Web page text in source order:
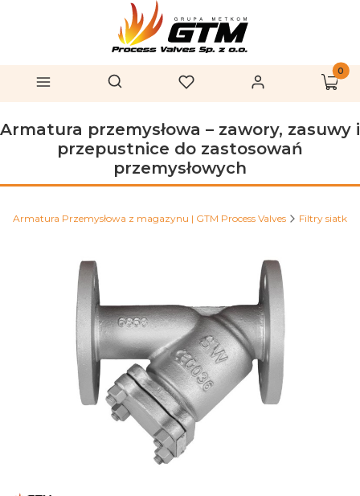
Menu Otwórz wyszukiwarkę
Szukaj Ulubione Zaloguj się
Armatura przemysłowa – zawory, zasuwy i
przepustnice do zastosowań
przemysłowych
Armatura Przemysłowa z magazynu | GTM Process Valves Filtry